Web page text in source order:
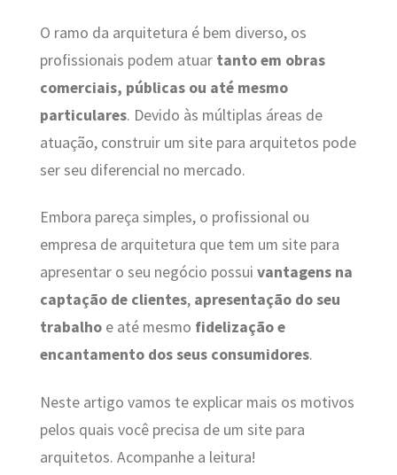
O ramo da arquitetura é bem diverso, os
profissionais podem atuartanto em obras
comerciais, públicas ou até mesmo
particulares. Devido às múltiplas áreas de
atuação, construir um site para arquitetos pode
ser seu diferencial no mercado.
Embora pareça simples, o profissional ou
empresa de arquitetura que tem um site para
apresentar o seu negócio possui vantagens na
captação de clientes, apresentação do seu
trabalhoe até mesmo fidelização e
encantamento dos seus consumidores.
Neste artigo vamos te explicar mais os motivos
pelos quais você precisa de um site para
arquitetos. Acompanhe a leitura!